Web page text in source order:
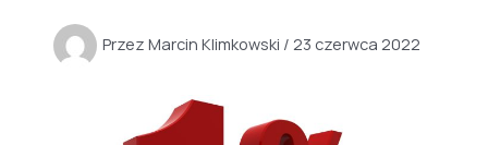
Przez Marcin Klimkowski / 23 czerwca 2022